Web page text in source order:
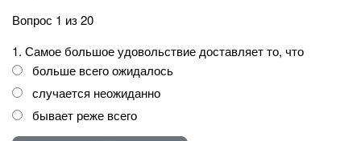
Вопрос 1 из 20
1. Самое большое удовольствие доставляет то, что
больше всего ожидалось
случается неожиданно
бывает реже всего